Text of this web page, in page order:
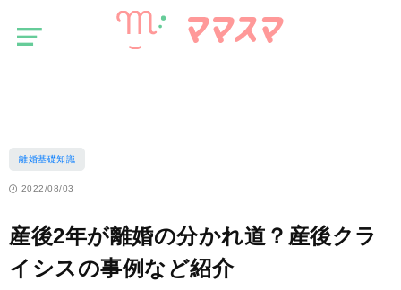
産後2年が離婚の分かれ道？産後クライシスの事例など紹介
離婚基礎知識
2022/08/03
産後2年が離婚の分かれ道？産後クラ
イシスの事例など紹介